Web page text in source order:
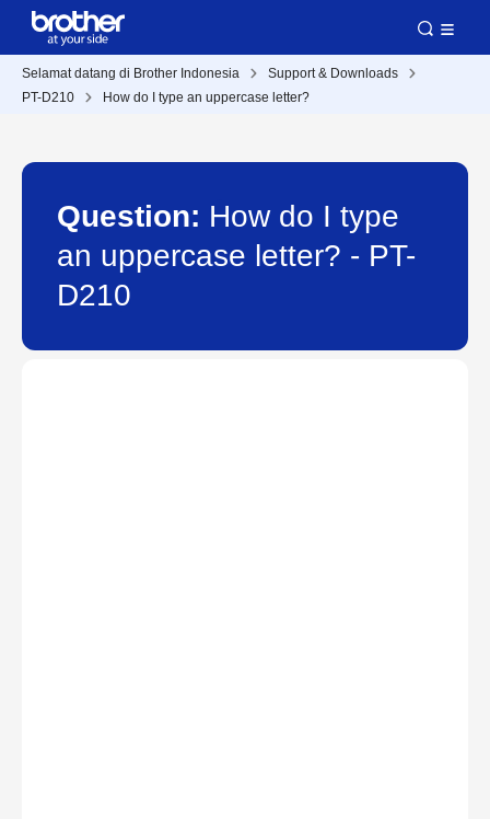
Selamat datang di Brother Indonesia
Support & Downloads
PT-D210
How do I type an uppercase letter?
Question: How do I type
an uppercase letter? - PT-
D210